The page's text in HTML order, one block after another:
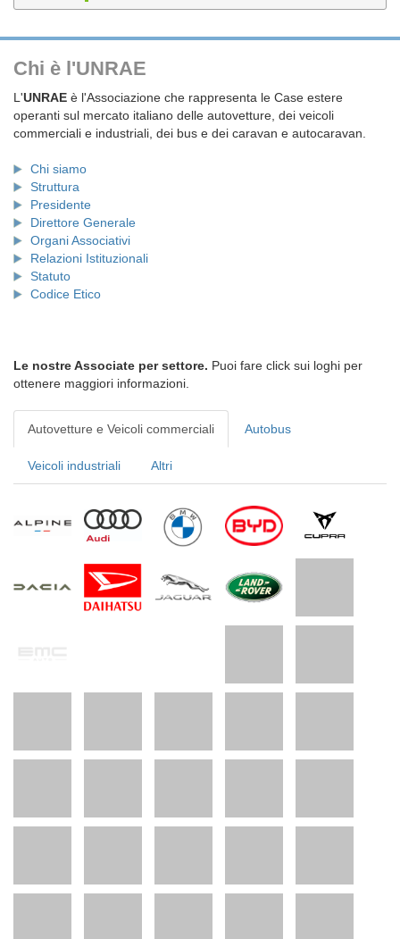
Chi è l'UNRAE
L'UNRAE è l'Associazione che rappresenta le Case estere
operanti sul mercato italiano delle autovetture, dei veicoli
commerciali e industriali, dei bus e dei caravan e autocaravan.
Chi siamo
Struttura
Presidente
Direttore Generale
Organi Associativi
Relazioni Istituzionali
Statuto
Codice Etico
Le nostre Associate per settore. Puoi fare click sui loghi per
ottenere maggiori informazioni.
Autovetture e Veicoli commerciali Autobus
Veicoli industriali Altri